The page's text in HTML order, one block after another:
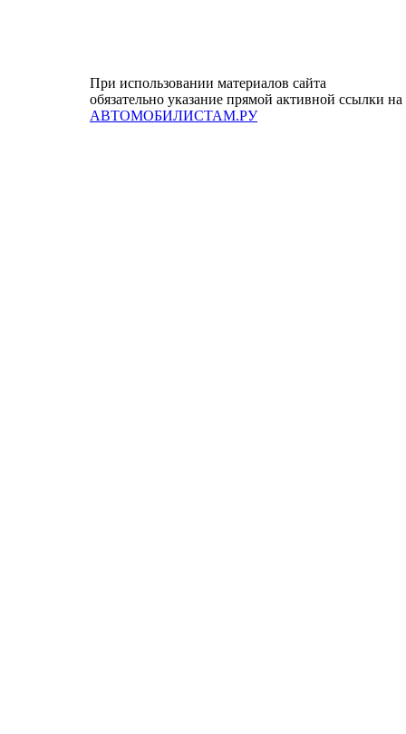
При использовании материалов сайта
обязательно указание прямой активной ссылки на
АВТОМОБИЛИСТАМ.РУ